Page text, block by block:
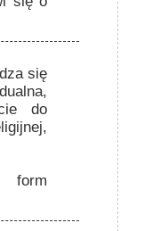
się
do
form